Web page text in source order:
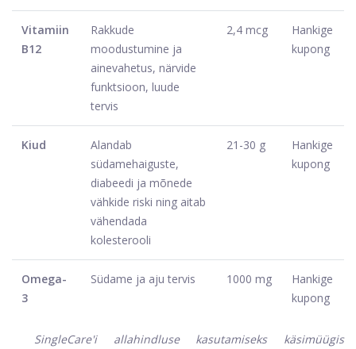
Vitamiin
B12
Rakkude
moodustumine ja
ainevahetus, närvide
funktsioon, luude
tervis
2,4 mcg
Hankige
kupong
Kiud
Alandab
südamehaiguste,
diabeedi ja mõnede
vähkide riski ning aitab
vähendada
kolesterooli
21-30 g
Hankige
kupong
Omega-
3
Südame ja aju tervis 1000 mg
Hankige
kupong
SingleCare'i allahindluse kasutamiseks käsimüügis